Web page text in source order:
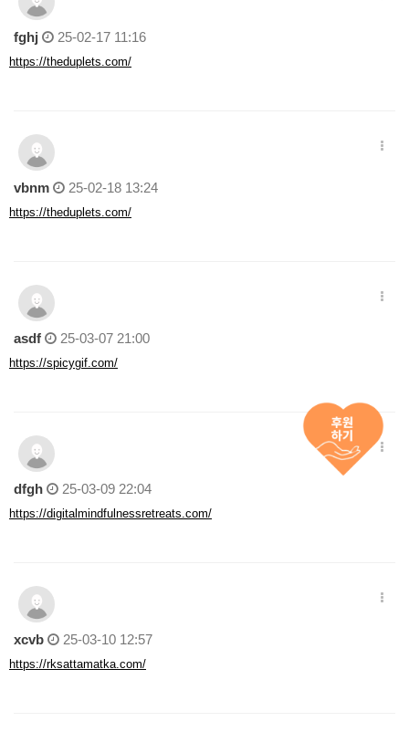
fghj 25-02-17 11:16
https://theduplets.com/
vbnm 25-02-18 13:24
https://theduplets.com/
asdf 25-03-07 21:00
https://spicygif.com/
dfgh 25-03-09 22:04
https://digitalmindfulnessretreats.com/
xcvb 25-03-10 12:57
https://rksattamatka.com/